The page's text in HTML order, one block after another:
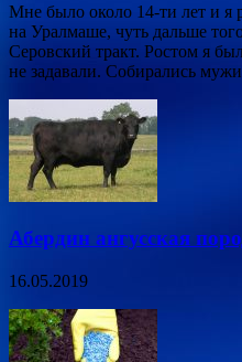
Мне было около 14-ти лет и я
на Уралмаше, чуть дальше
Серовский тракт. Ростом я
не задавали. Собирались
Абердин ангусская
16.05.2019